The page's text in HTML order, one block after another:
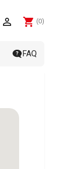
shopping_cart (0)

FAQ